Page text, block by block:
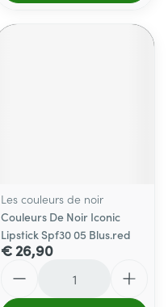
Les couleurs de noir
Couleurs De Noir Iconic
Lipstick Spf30 05 Blus.red
€ 26,90